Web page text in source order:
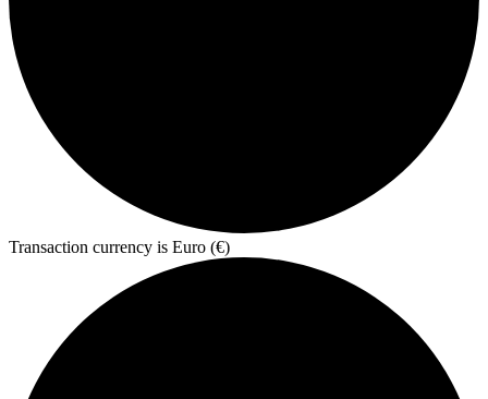
Transaction currency is Euro (€)